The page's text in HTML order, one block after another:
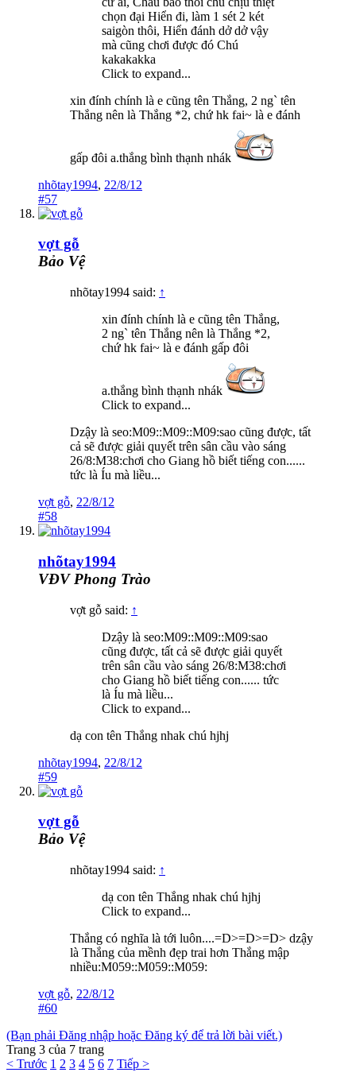
chọn đại Hiển đi, làm 1 sét 2 két
saigòn thôi, Hiển đánh dở dở vậy
mà cũng chơi được đó Chú
kakakakka
Click to expand...
xin đính chính là e cũng tên Thắng, 2 ng` tên
Thắng nên là Thắng *2, chứ hk fai~ là e đánh
gấp đôi a.thắng bình thạnh nhák
nhõtay1994, 22/8/12
#57
vợt gỗ
Bảo Vệ
nhõtay1994 said: ↑
xin đính chính là e cũng tên Thắng,
2 ng` tên Thắng nên là Thắng *2,
chứ hk fai~ là e đánh gấp đôi
a.thắng bình thạnh nhák
Click to expand...
Dzậy là seo:M09::M09::M09:sao cũng được, tất
cả sẽ được giải quyết trên sân cầu vào sáng
26/8:M38:chơi cho Giang hồ biết tiếng con......
tức là Íu mà liều...
vợt gỗ, 22/8/12
#58
nhõtay1994
VĐV Phong Trào
vợt gỗ said: ↑
Dzậy là seo:M09::M09::M09:sao
cũng được, tất cả sẽ được giải quyết
trên sân cầu vào sáng 26/8:M38:chơi
cho Giang hồ biết tiếng con...... tức
là Íu mà liều...
Click to expand...
dạ con tên Thắng nhak chú hjhj
nhõtay1994, 22/8/12
#59
vợt gỗ
Bảo Vệ
nhõtay1994 said: ↑
dạ con tên Thắng nhak chú hjhj
Click to expand...
Thắng có nghĩa là tới luôn....=D>=D>=D> dzậy
là Thắng của mềnh đẹp trai hơn Thắng mập
nhiều:M059::M059::M059:
vợt gỗ, 22/8/12
#60
(Bạn phải Đăng nhập hoặc Đăng ký để trả lời bài viết.)
Trang 3 của 7 trang
< Trước 1 2 3 4 5 6 7 Tiếp >